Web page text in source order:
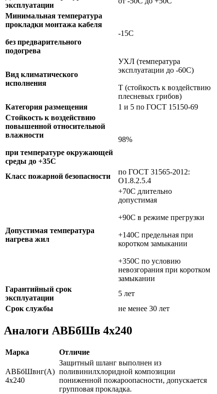
эксплуатации
Минимальная температура
прокладки монтажа кабеля
без предварительного
подогрева
-15С
Вид климатического
исполнения
УХЛ (температура
эксплуатации до -60С)
Т (стойкость к воздействию
плесневых грибов)
Категория размещения
1 и 5 по ГОСТ 15150-69
Стойкость к воздействию
повышенной относительной
влажности
при температуре окружающей
среды до +35С
98%
Класс пожарной безопасности
по ГОСТ 31565-2012:
О1.8.2.5.4
Допустимая температура
нагрева жил
+70C длительно
допустимая
+90C в режиме прегрузки
+140C предельная при
коротком замыкании
+350C по условию
невозгорания при коротком
замыкании
Гарантийный срок
эксплуатации
5 лет
Срок службы
не менее 30 лет
Аналоги АВБбШв 4х240
Марка Отличие
АВБбШвнг(А)
4х240
Защитный шланг выполнен из
поливинилхлоридной композиции
пониженной пожароопасности, допускается
групповая прокладка.